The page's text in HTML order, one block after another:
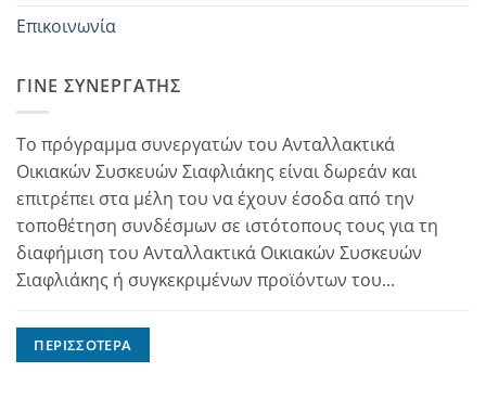
Επικοινωνία
ΓΊΝΕ ΣΥΝΕΡΓΆΤΗΣ
Το πρόγραμμα συνεργατών του Ανταλλακτικά
Οικιακών Συσκευών Σιαφλιάκης είναι δωρεάν και
επιτρέπει στα μέλη του να έχουν έσοδα από την
τοποθέτηση συνδέσμων σε ιστότοπους τους για τη
διαφήμιση του Ανταλλακτικά Οικιακών Συσκευών
Σιαφλιάκης ή συγκεκριμένων προϊόντων του...
ΠΕΡΙΣΣΌΤΕΡΑ